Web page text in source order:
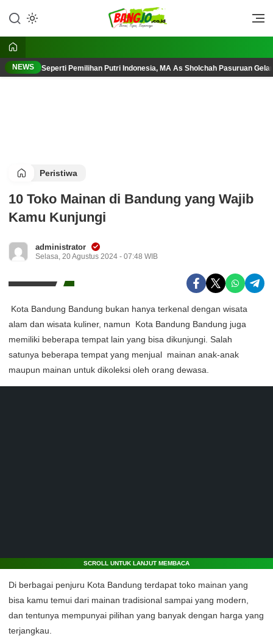
konten
Bangjo.co.id
Berani, Tegas, Terpercaya
NEWS Seperti Pemilihan Putri Indonesia, MA As Sholchah Pasuruan
Peristiwa
10 Toko Mainan di Bandung yang Wajib
Kamu Kunjungi
administrator
Selasa, 20 Agustus 2024 - 07:48 WIB
Kota Bandung Bandung bukan hanya terkenal dengan wisata
alam dan wisata kuliner, namun Kota Bandung Bandung juga
memiliki beberapa tempat lain yang bisa dikunjungi. Salah
satunya beberapa tempat yang menjual mainan anak-anak
maupun mainan untuk dikoleksi oleh orang dewasa.
SCROLL UNTUK LANJUT MEMBACA
Di berbagai penjuru Kota Bandung terdapat toko mainan yang
bisa kamu temui dari mainan tradisional sampai yang modern,
dan tentunya mempunyai pilihan yang banyak dengan harga yang
terjangkau.